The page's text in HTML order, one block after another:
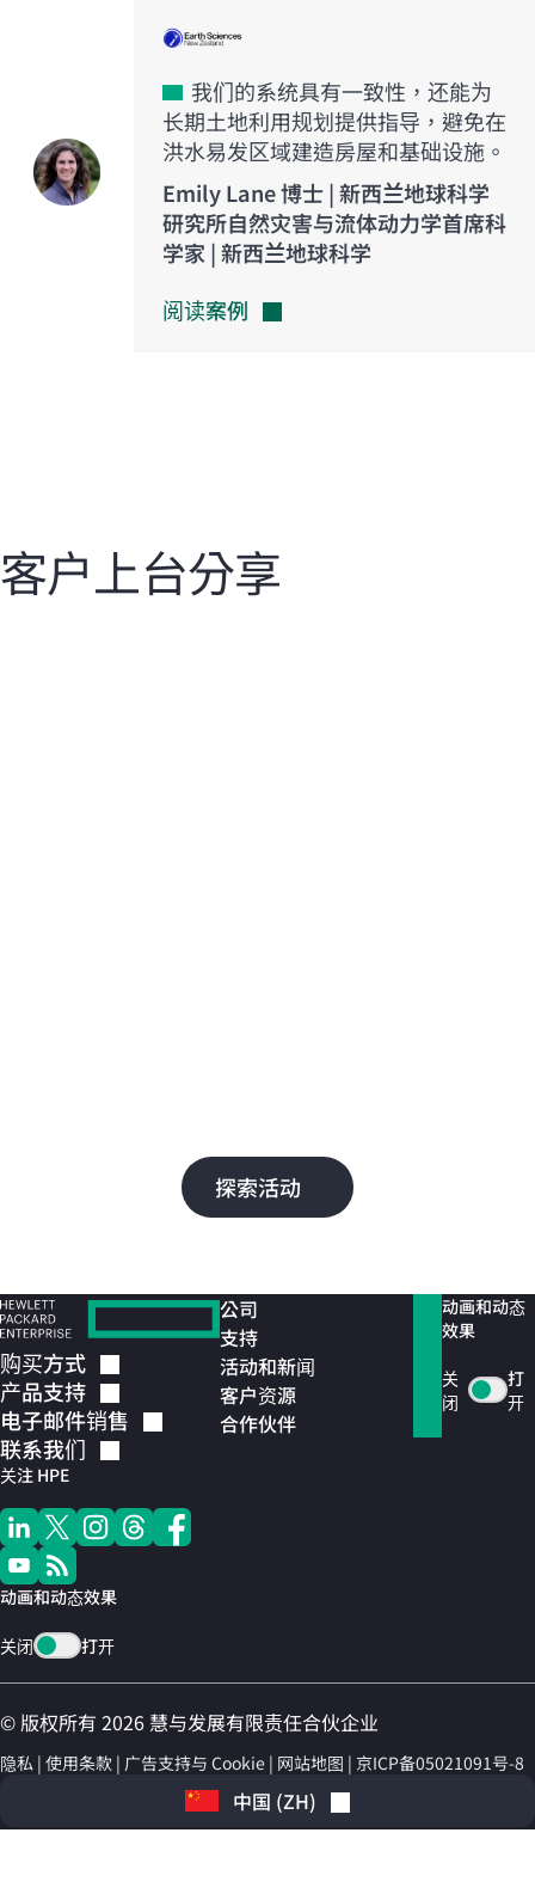
我们的系统具有一致性，还能为
长期土地利用规划提供指导，避免在
洪水易发区域建造房屋和基础设施。
Emily Lane 博士 | 新西兰地球科学
研究所自然灾害与流体动力学首席科
学家 | 新西兰地球科学
阅读案例
客户上台分享
探索活动
购买方式
产品支持
电子邮件销售
联系我们
关注 HPE
动画和动态效果
关闭 打开
公司
支持
活动和新闻
客户资源
合作伙伴
动画和动态
效果
关
闭
打
开
© 版权所有 2026 慧与发展有限责任合伙企业
隐私 使用条款 广告支持与 Cookie 网站地图 京ICP备05021091号-8
中国 (ZH)